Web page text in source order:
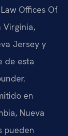
Offices Of
Virginia,
Jersey y
de esta
en
Nueva
pueden